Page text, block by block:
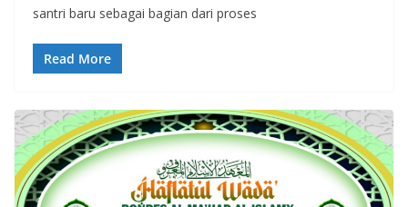
santri baru sebagai bagian dari proses
Read More